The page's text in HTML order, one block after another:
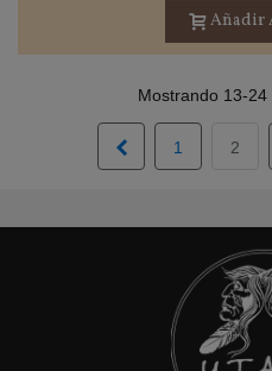
Añadir
Mostrando 13-
Anterior1 2